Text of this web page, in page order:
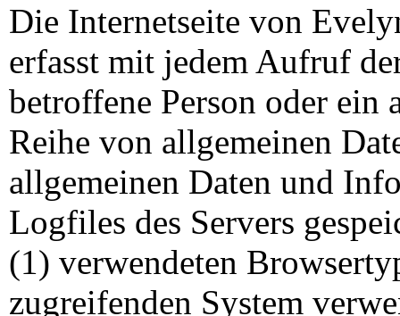
Die Internetseite von
erfasst mit jedem Aufruf
betroffene Person oder ein
Reihe von allgemeinen
allgemeinen Daten und
Logfiles des Servers
(1) verwendeten
zugreifenden System